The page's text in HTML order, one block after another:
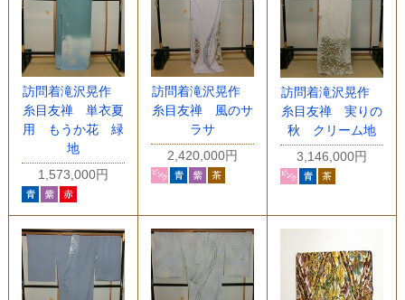
訪問着滝沢晃作
糸目友禅 単衣夏
用 もうか花 緑
地
1,573,000円
訪問着滝沢晃作
糸目友禅 風のサ
ラサ
2,420,000円
訪問着滝沢晃作
糸目友禅 実りの
秋 クリーム地
3,146,000円